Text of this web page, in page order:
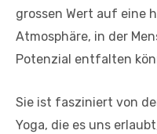
grossen Wert auf eine
Atmosphäre, in der
Potenzial entfalten
Sie ist fasziniert von
Yoga, die es uns